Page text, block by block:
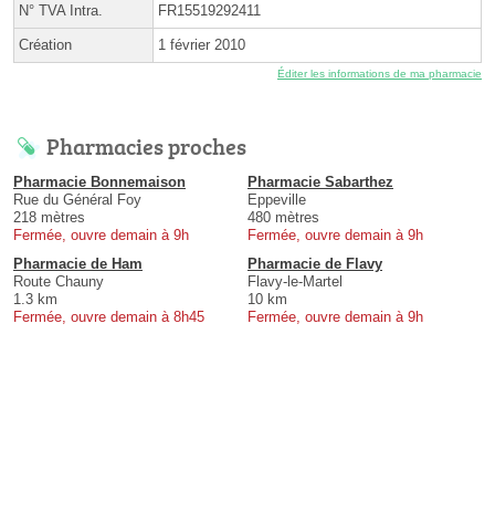
N° TVA Intra. FR15519292411
Création 1 février 2010
Éditer les informations de ma pharmacie
Pharmacies proches
Pharmacie Bonnemaison
Rue du Général Foy
218 mètres
Fermée, ouvre demain à 9h
Pharmacie Sabarthez
Eppeville
480 mètres
Fermée, ouvre demain à 9h
Pharmacie de Ham
Route Chauny
1.3 km
Fermée, ouvre demain à 8h45
Pharmacie de Flavy
Flavy-le-Martel
10 km
Fermée, ouvre demain à 9h